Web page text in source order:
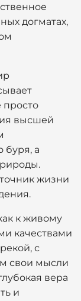
догматах,
высшей
буря, а
жизни
к живому
качествами
с
свои мысли
вера
и